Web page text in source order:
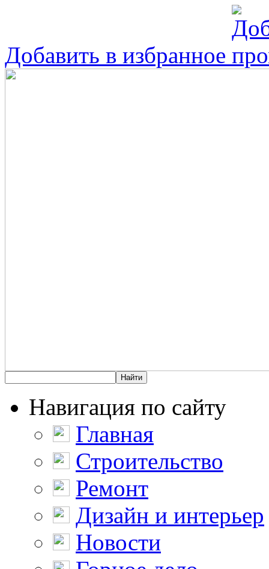
Добавить в избранное
Навигация по сайту
Главная
Строительство
Ремонт
Дизайн и интерьер
Новости